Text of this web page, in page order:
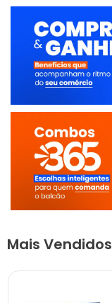
Mais Vendidos